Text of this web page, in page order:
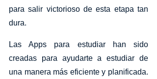
para salir victorioso de esta etapa tan
dura.
Las Apps para estudiar han sido
creadas para ayudarte a estudiar de
una manera más eficiente y planificada.